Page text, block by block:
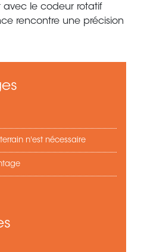
avec le codeur rotatif
rencontre une précision
n'est nécessaire